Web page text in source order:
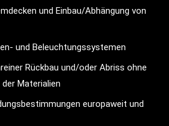
und Einbau/Abhängung von
und Beleuchtungssystemen
Rückbau und/oder Abriss ohne
Materialien
europaweit und